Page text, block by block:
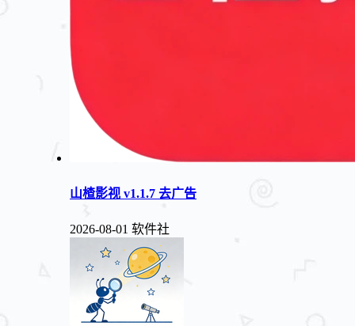
山楂影视 v1.1.7 去广告
2026-08-01 软件社